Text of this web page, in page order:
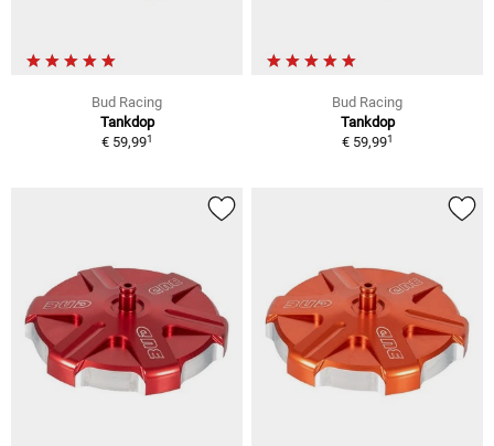
Bud Racing
Tankdop
€ 59,991
Bud Racing
Tankdop
€ 59,991